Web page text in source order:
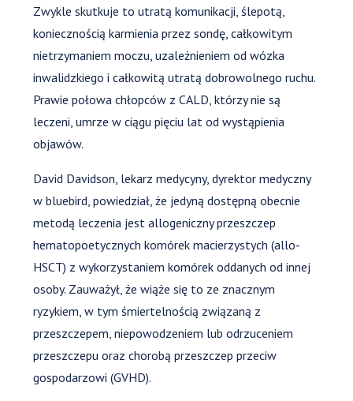
Zwykle skutkuje to utratą komunikacji, ślepotą,
koniecznością karmienia przez sondę, całkowitym
nietrzymaniem moczu, uzależnieniem od wózka
inwalidzkiego i całkowitą utratą dobrowolnego ruchu.
Prawie połowa chłopców z CALD, którzy nie są
leczeni, umrze w ciągu pięciu lat od wystąpienia
objawów.
David Davidson, lekarz medycyny, dyrektor medyczny
w bluebird, powiedział, że jedyną dostępną obecnie
metodą leczenia jest allogeniczny przeszczep
hematopoetycznych komórek macierzystych (allo-
HSCT) z wykorzystaniem komórek oddanych od innej
osoby. Zauważył, że wiąże się to ze znacznym
ryzykiem, w tym śmiertelnością związaną z
przeszczepem, niepowodzeniem lub odrzuceniem
przeszczepu oraz chorobą przeszczep przeciw
gospodarzowi (GVHD).